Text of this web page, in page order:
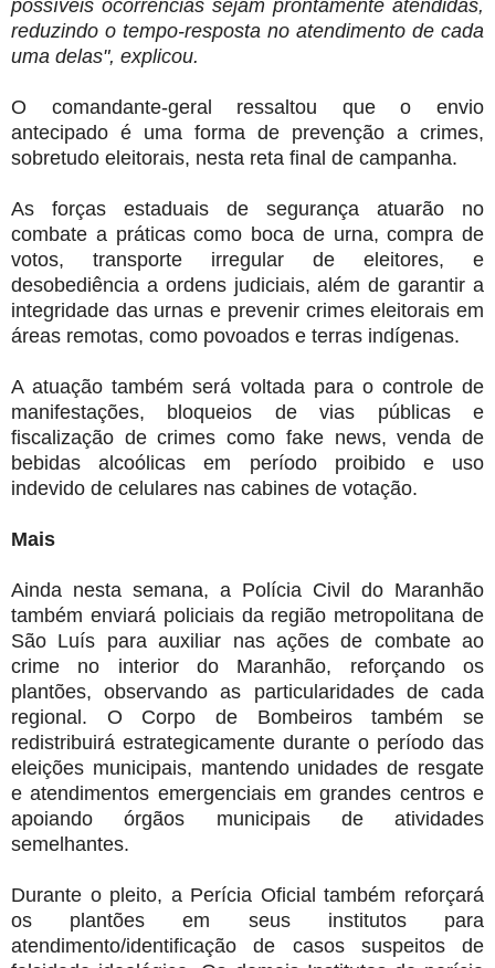
possíveis ocorrências sejam prontamente atendidas,
reduzindo o tempo-resposta no atendimento de cada
uma delas", explicou.
O comandante-geral ressaltou que o envio
antecipado é uma forma de prevenção a crimes,
sobretudo eleitorais, nesta reta final de campanha.
As forças estaduais de segurança atuarão no
combate a práticas como boca de urna, compra de
votos, transporte irregular de eleitores, e
desobediência a ordens judiciais, além de garantir a
integridade das urnas e prevenir crimes eleitorais em
áreas remotas, como povoados e terras indígenas.
A atuação também será voltada para o controle de
manifestações, bloqueios de vias públicas e
fiscalização de crimes como fake news, venda de
bebidas alcoólicas em período proibido e uso
indevido de celulares nas cabines de votação.
Mais
Ainda nesta semana, a Polícia Civil do Maranhão
também enviará policiais da região metropolitana de
São Luís para auxiliar nas ações de combate ao
crime no interior do Maranhão, reforçando os
plantões, observando as particularidades de cada
regional. O Corpo de Bombeiros também se
redistribuirá estrategicamente durante o período das
eleições municipais, mantendo unidades de resgate
e atendimentos emergenciais em grandes centros e
apoiando órgãos municipais de atividades
semelhantes.
Durante o pleito, a Perícia Oficial também reforçará
os plantões em seus institutos para
atendimento/identificação de casos suspeitos de